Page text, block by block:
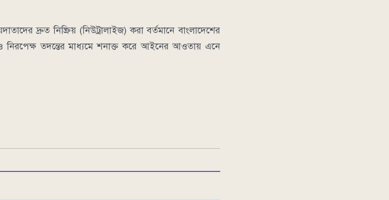
দ্রুত নিষ্ক্রিয় (নিউট্রালাইজ) করা বর্তমানে বাংলাদেশের
তদন্তের মাধ্যমে শনাক্ত করে আইনের আওতায় এনে